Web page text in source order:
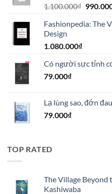
1.100.000₫ Giá
là:
Fashionpedia: The
Design
1.080.000₫
Có người sực tỉnh
79.000₫
Lạ lùng sao, đớn
79.000₫
TOP RATED
The Village Beyond
Kashiwaba